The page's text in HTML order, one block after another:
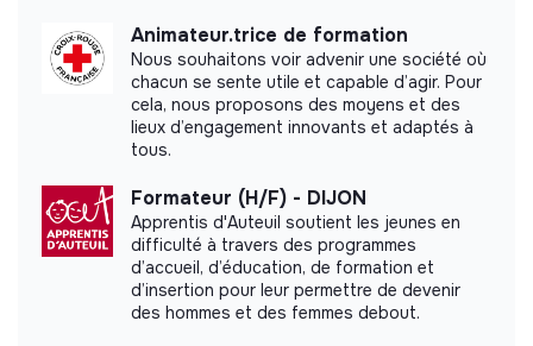
Documents
Did not yet add a transparency document.
Animateur.trice de formation
Nous souhaitons voir advenir une société où
chacun se sente utile et capable d’agir. Pour
cela, nous proposons des moyens et des
lieux d’engagement innovants et adaptés à
tous.
Formateur (H/F) - DIJON
Apprentis d'Auteuil soutient les jeunes en
difficulté à travers des programmes
d’accueil, d’éducation, de formation et
d’insertion pour leur permettre de devenir
des hommes et des femmes debout.